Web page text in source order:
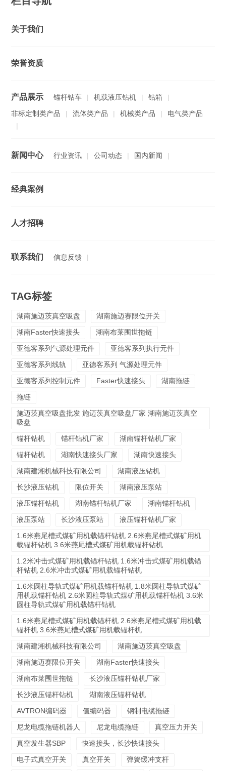
关于我们
荣誉资质
产品展示 锚杆钻车 | 机载液压钻机 | 钻箱
|
非标定制类产品
| 流体类产品 | 机械类产品 |
电气类产品
|
新闻中心 行业资讯 | 公司动态 | 国内新闻 |
经典案例
人才招聘
联系我们 信息反馈 |
TAG标签
湖南施迈茨真空吸盘
湖南施迈赛限位开关
湖南Faster快速接头
湖南布莱围世拖链
亚德客系列气源处理元件
亚德客系列执行元件
亚德客系列线轨
亚德客系列 气源处理元件
亚德客系列控制元件
Faster快速接头
湖南拖链
拖链
施迈茨真空吸盘批发 施迈茨真空吸盘厂家 湖南施迈茨真空
吸盘
锚杆钻机
锚杆钻机厂家
湖南锚杆钻机厂家
锚杆钻机
湖南快速接头厂家
湖南快速接头
湖南建湘机械科技有限公司
湖南液压钻机
长沙液压钻机
限位开关
湖南液压泵站
液压锚杆钻机
湖南锚杆钻机厂家
湖南锚杆钻机
液压泵站
长沙液压泵站
液压锚杆钻机厂家
1.6米燕尾槽式煤矿用机载锚杆钻机 2.6米燕尾槽式煤矿用机
载锚杆钻机 3.6米燕尾槽式煤矿用机载锚杆钻机
1.2米冲击式煤矿用机载锚杆钻机 1.6米冲击式煤矿用机载锚
杆钻机 2.6米冲击式煤矿用机载锚杆钻机
1.6米圆柱导轨式煤矿用机载锚杆钻机 1.8米圆柱导轨式煤矿
用机载锚杆钻机 2.6米圆柱导轨式煤矿用机载锚杆钻机 3.6米
圆柱导轨式煤矿用机载锚杆钻机
1.6米燕尾槽式煤矿用机载锚杆机 2.6米燕尾槽式煤矿用机载
锚杆机 3.6米燕尾槽式煤矿用机载锚杆机
湖南建湘机械科技有限公司
湖南施迈茨真空吸盘
湖南施迈赛限位开关
湖南Faster快速接头
湖南布莱围世拖链
长沙液压锚杆钻机厂家
长沙液压锚杆钻机
湖南液压锚杆钻机
AVTRON编码器
值编码器
钢制电缆拖链
尼龙电缆拖链机器人
尼龙电缆拖链
真空压力开关
真空发生器SBP
快速接头，长沙快速接头
电子式真空开关
真空开关
弹簧缓冲支杆